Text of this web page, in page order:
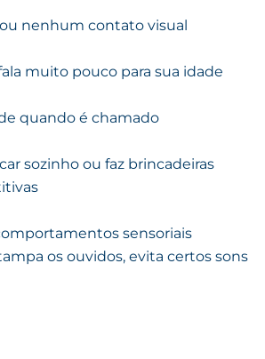
nenhum contato visual
muito pouco para sua idade
quando é chamado
sozinho ou faz brincadeiras
sensoriais
os ouvidos, evita certos sons